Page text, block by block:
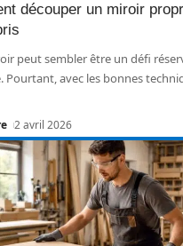
découper un miroir
peut sembler être un défi
Pourtant, avec les bonnes
2 avril 2026